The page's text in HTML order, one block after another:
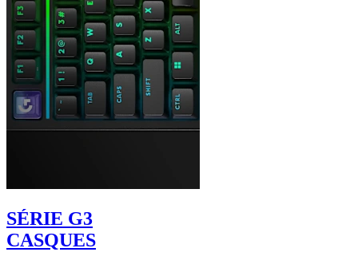
SÉRIE G3
CASQUES